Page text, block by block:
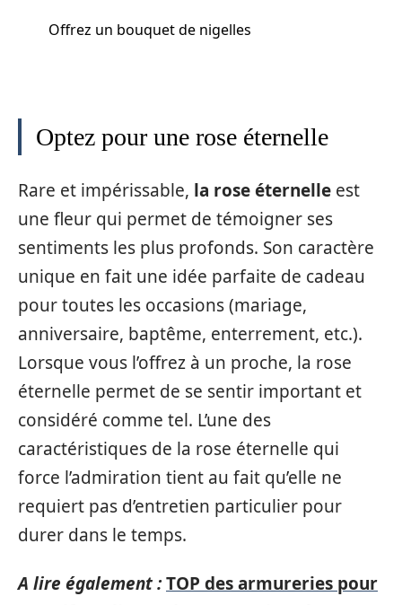
Offrez un bouquet de nigelles
Optez pour une rose éternelle
Rare et impérissable, la rose éternelle est
une fleur qui permet de témoigner ses
sentiments les plus profonds. Son caractère
unique en fait une idée parfaite de cadeau
pour toutes les occasions (mariage,
anniversaire, baptême, enterrement, etc.).
Lorsque vous l’offrez à un proche, la rose
éternelle permet de se sentir important et
considéré comme tel. L’une des
caractéristiques de la rose éternelle qui
force l’admiration tient au fait qu’elle ne
requiert pas d’entretien particulier pour
durer dans le temps.
A lire également :TOP des armureries pour